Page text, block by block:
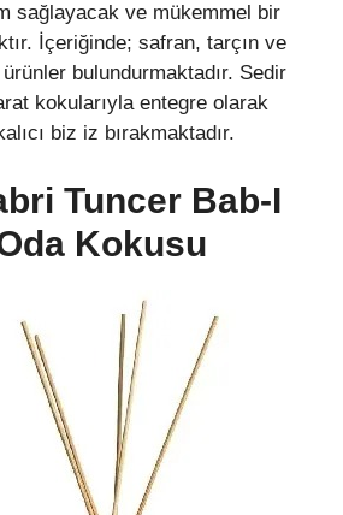
sağlayacak ve mükemmel bir
İçeriğinde; safran, tarçın ve
bulundurmaktadır. Sedir
kokularıyla entegre olarak
biz iz bırakmaktadır.
Tuncer Bab-I
Kokusu